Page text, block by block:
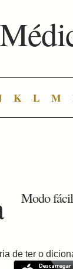
K L M
Modo
de ter o